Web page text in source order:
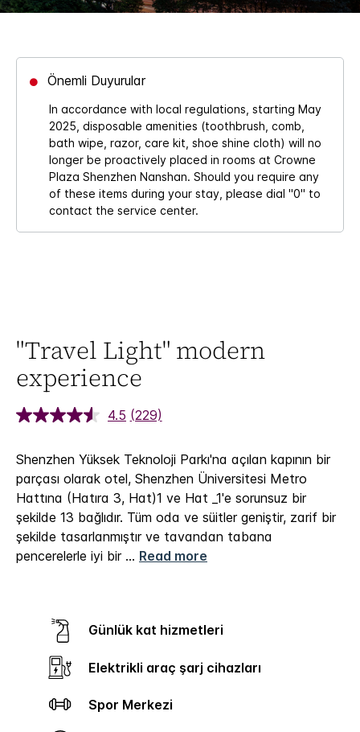
Önemli Duyurular
In accordance with local regulations, starting May
2025, disposable amenities (toothbrush, comb,
bath wipe, razor, care kit, shoe shine cloth) will no
longer be proactively placed in rooms at Crowne
Plaza Shenzhen Nanshan. Should you require any
of these items during your stay, please dial "0" to
contact the service center.
"Travel Light" modern
experience
4.5 (229)
Shenzhen Yüksek Teknoloji Parkı'na açılan kapının bir
parçası olarak otel, Shenzhen Üniversitesi Metro
Hattına (Hatıra 3, Hat)1 ve Hat _1'e sorunsuz bir
şekilde 13 bağlıdır. Tüm oda ve süitler geniştir, zarif bir
şekilde tasarlanmıştır ve tavandan tabana
pencerelerle iyi bir ... Read more
Günlük kat hizmetleri
Elektrikli araç şarj cihazları
Spor Merkezi